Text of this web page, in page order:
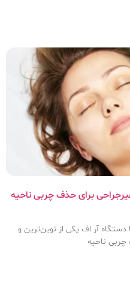
برای حذف چربی ناحیه
آر اف یکی از نوین‌ترین و
ناحیه